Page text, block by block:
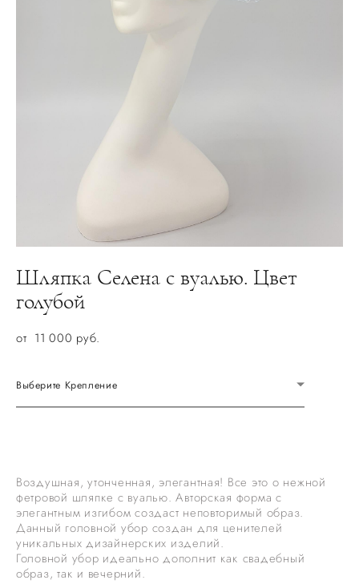
Шляпка Селена с вуалью. Цвет
голубой
от 11 000 pуб.
Выберите Крепление
Воздушная, утонченная, элегантная! Все это о нежной
фетровой шляпке с вуалью. Авторская форма с
элегантным изгибом создаст неповторимый образ.
Данный головной убор создан для ценителей
уникальных дизайнерских изделий.
Головной убор идеально дополнит как свадебный
образ, так и вечерний.